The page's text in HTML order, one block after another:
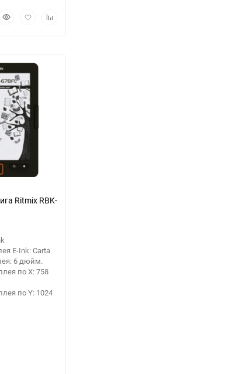
БыстрыйДобавитьДобавить
Ritmix RBK-
E-Ink: Carta
6 дюйм.
по X: 758
по Y: 1024